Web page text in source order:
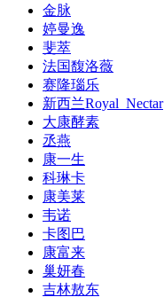
金脉
婷曼逸
斐萃
法国馥洛薇
赛隆瑙乐
新西兰Royal_Nectar
大康酵素
丞燕
康一生
科琳卡
康美莱
韦诺
卡图巴
康富来
巢妍春
吉林敖东